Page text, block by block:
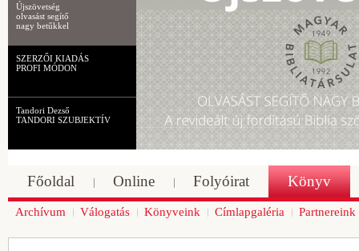
Újszövetség
olvasást segítő
nagy betűkkel
SZERZŐI KIADÁS
PROFI MÓDON
Tandori Dezső
TANDORI SZUBJEKTÍV
Főoldal Online Folyóirat Könyv
Archívum Válogatás Könyveink Címlapgaléria Partnereink